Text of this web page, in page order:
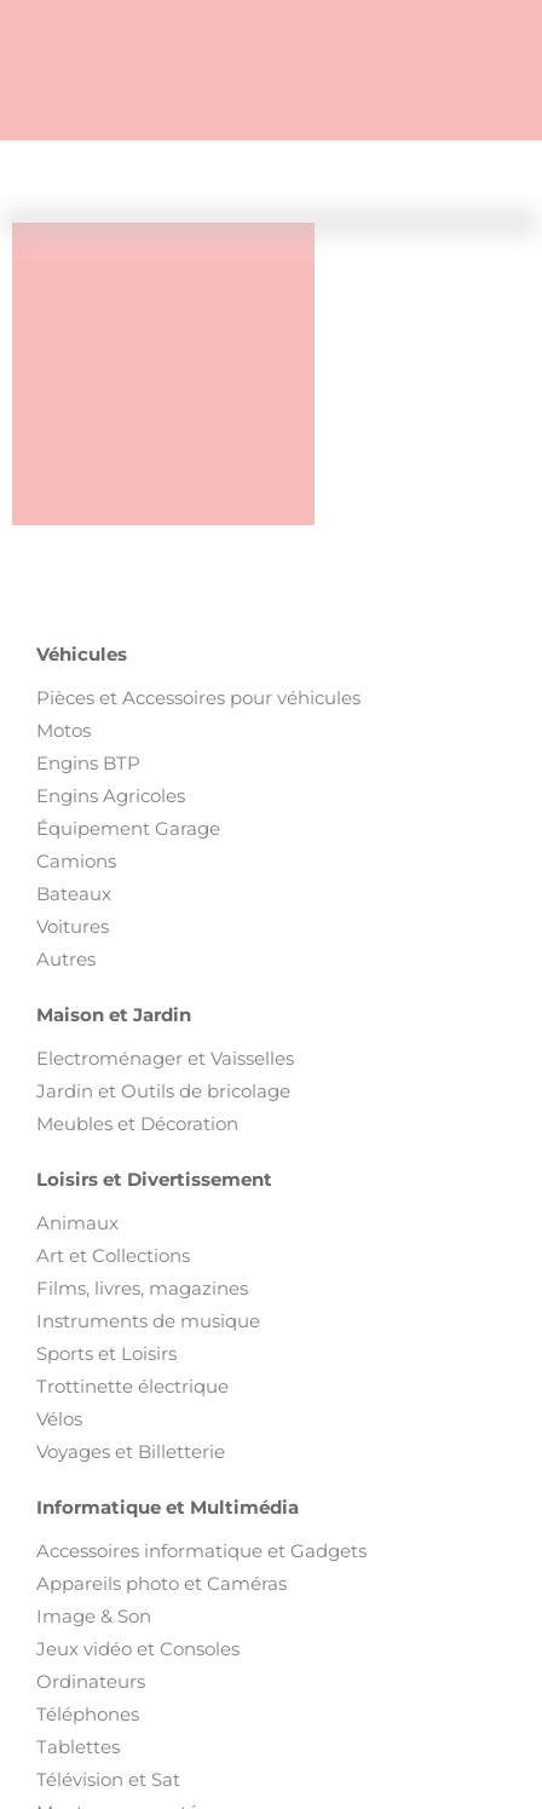
Véhicules
Pièces et Accessoires pour véhicules
Motos
Engins BTP
Engins Agricoles
Équipement Garage
Camions
Bateaux
Voitures
Autres
Maison et Jardin
Electroménager et Vaisselles
Jardin et Outils de bricolage
Meubles et Décoration
Loisirs et Divertissement
Animaux
Art et Collections
Films, livres, magazines
Instruments de musique
Sports et Loisirs
Trottinette électrique
Vélos
Voyages et Billetterie
Informatique et Multimédia
Accessoires informatique et Gadgets
Appareils photo et Caméras
Image & Son
Jeux vidéo et Consoles
Ordinateurs
Téléphones
Tablettes
Télévision et Sat